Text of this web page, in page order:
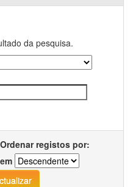
da pesquisa.
Ordenar registos por: